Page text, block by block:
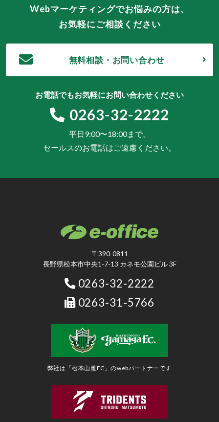
Webマーケティングでお悩みの方は、
お気軽にご相談ください
無料相談・お問い合わせ
お電話でもお気軽にお問い合わせください
0263-32-2222
平日9:00〜18:00まで。
セールスのお電話はご遠慮ください。
〒390-0811
長野県松本市中央1-7-13 カネモ公園ビル 3F
0263-32-2222
0263-31-5766
弊社は「松本山雅FC」のwebパートナーです